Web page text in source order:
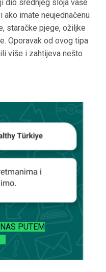
dio srednjeg sloja vaše
ako imate neujednačenu
staračke pjege, ožiljke
Oporavak od ovog tipa
više i zahtijeva nešto
PUTEM